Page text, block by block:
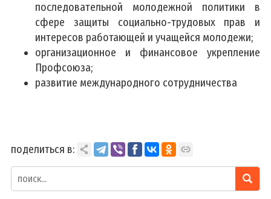
последовательной молодежной политики в
сфере защиты социально-трудовых прав и
интересов работающей и учащейся молодежи;
организационное и финансовое укрепление
Профсоюза;
развитие международного сотрудничества
поделиться в: